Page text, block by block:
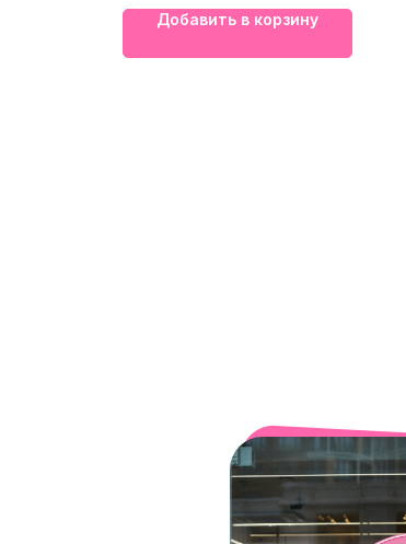
Добавить в корзину